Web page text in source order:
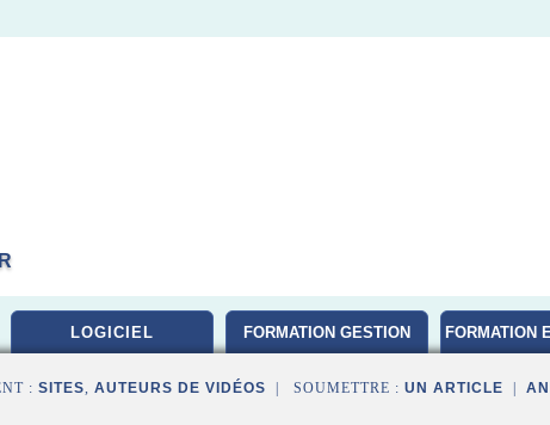
LOGICIEL FORMATION GESTION FORMATION
: SITES, AUTEURS DE VIDÉOS | SOUMETTRE : UN ARTICLE